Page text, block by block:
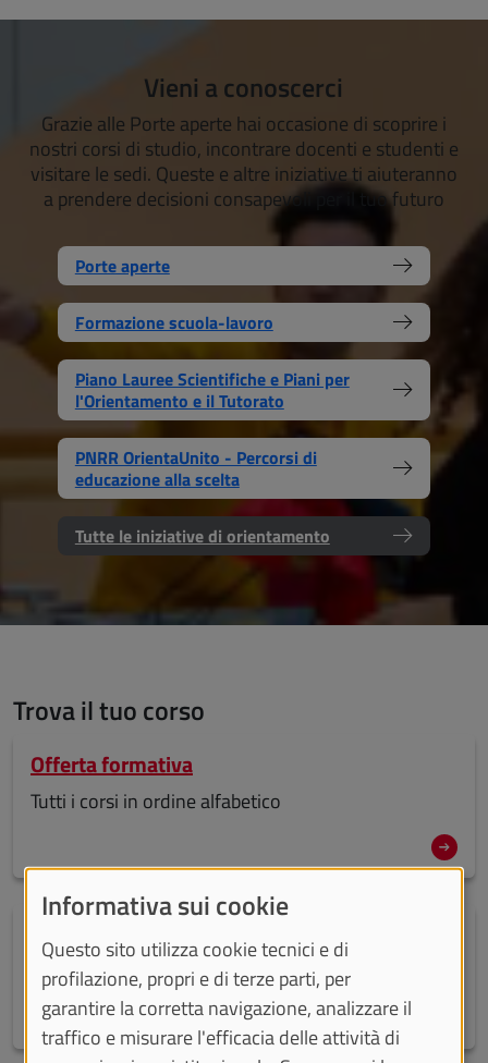
Vieni a conoscerci
Grazie alle Porte aperte hai occasione di scoprire i
nostri corsi di studio, incontrare docenti e studenti e
visitare le sedi. Queste e altre iniziative ti aiuteranno
a prendere decisioni consapevoli per il tuo futuro
Porte aperte
Formazione scuola-lavoro
Piano Lauree Scientifiche e Piani per
l'Orientamento e il Tutorato
PNRR OrientaUnito - Percorsi di
educazione alla scelta
Tutte le iniziative di orientamento
Trova il tuo corso
Offerta formativa
Tutti i corsi in ordine alfabetico
Dove potrai studiare
Tutte le sedi di UniTo
Informativa sui cookie
Questo sito utilizza cookie tecnici e di
profilazione, propri e di terze parti, per
garantire la corretta navigazione, analizzare il
traffico e misurare l'efficacia delle attività di